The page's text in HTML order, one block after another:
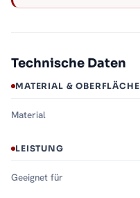
Technische Daten
MATERIAL & OBERFLÄCHE
Material
LEISTUNG
Geeignet für